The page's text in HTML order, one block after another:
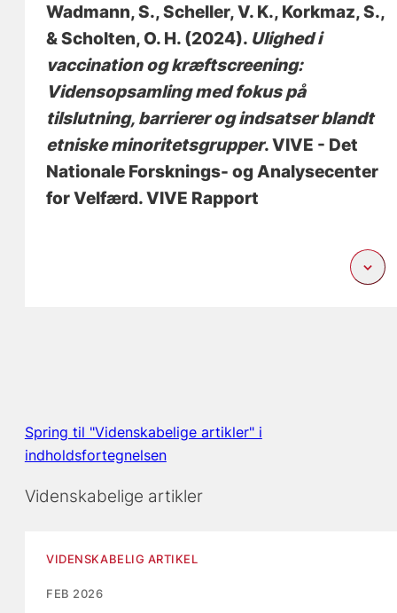
Wadmann, S., Scheller, V. K., Korkmaz, S.,
& Scholten, O. H. (2024). Ulighed i
vaccination og kræftscreening:
Vidensopsamling med fokus på
tilslutning, barrierer og indsatser blandt
etniske minoritetsgrupper. VIVE - Det
Nationale Forsknings- og Analysecenter
for Velfærd. VIVE Rapport
Spring til "Videnskabelige artikler" i
indholdsfortegnelsen
Videnskabelige artikler
VIDENSKABELIG ARTIKEL
FEB 2026